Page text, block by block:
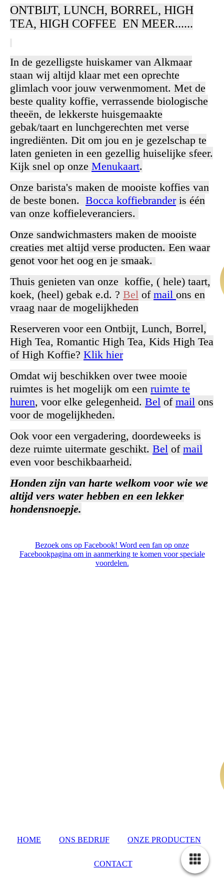
ONTBIJT, LUNCH, BORREL, HIGH
TEA, HIGH COFFEE EN MEER......
In de gezelligste huiskamer van Alkmaar
staan wij altijd klaar met een oprechte
glimlach voor jouw verwenmoment. Met de
beste quality koffie, verrassende biologische
theeën, de lekkerste huisgemaakte
gebak/taart en lunchgerechten met verse
ingrediënten. Dit om jou en je gezelschap te
laten genieten in een gezellig huiselijke sfeer.
Kijk snel op onze Menukaart.
Onze barista's maken de mooiste koffies van
de beste bonen. Bocca koffiebranderis één
van onze koffieleveranciers.
Onze sandwichmasters maken de mooiste
creaties met altijd verse producten. Een waar
genot voor het oog en je smaak.
Thuis genieten van onze koffie, ( hele) taart,
koek, (heel) gebak e.d. ? Bel of mail ons en
vraag naar de mogelijkheden
Reserveren voor een Ontbijt, Lunch, Borrel,
High Tea, Romantic High Tea, Kids High Tea
of High Koffie? Klik hier
Omdat wij beschikken over twee mooie
ruimtes is het mogelijk om een ruimte te
huren, voor elke gelegenheid. Bel of mail ons
voor de mogelijkheden.
Ook voor een vergadering, doordeweeks is
deze ruimte uitermate geschikt. Bel of mail
even voor beschikbaarheid.
Honden zijn van harte welkom voor wie we
altijd vers water hebben en een lekker
hondensnoepje.
Bezoek ons op Facebook! Word een fan op onze
Facebookpagina om in aanmerking te komen voor speciale
voordelen.
HOME ONS BEDRIJF ONZE PRODUCTEN
CONTACT